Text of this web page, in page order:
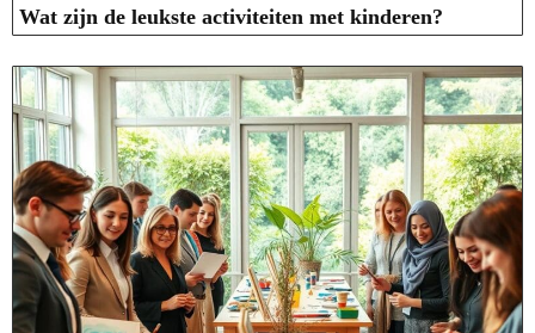
Wat zijn de leukste activiteiten met kinderen?